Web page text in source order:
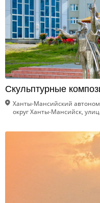
Скульптурные
Ханты-Мансийский
округ Ханты-Мансийск,